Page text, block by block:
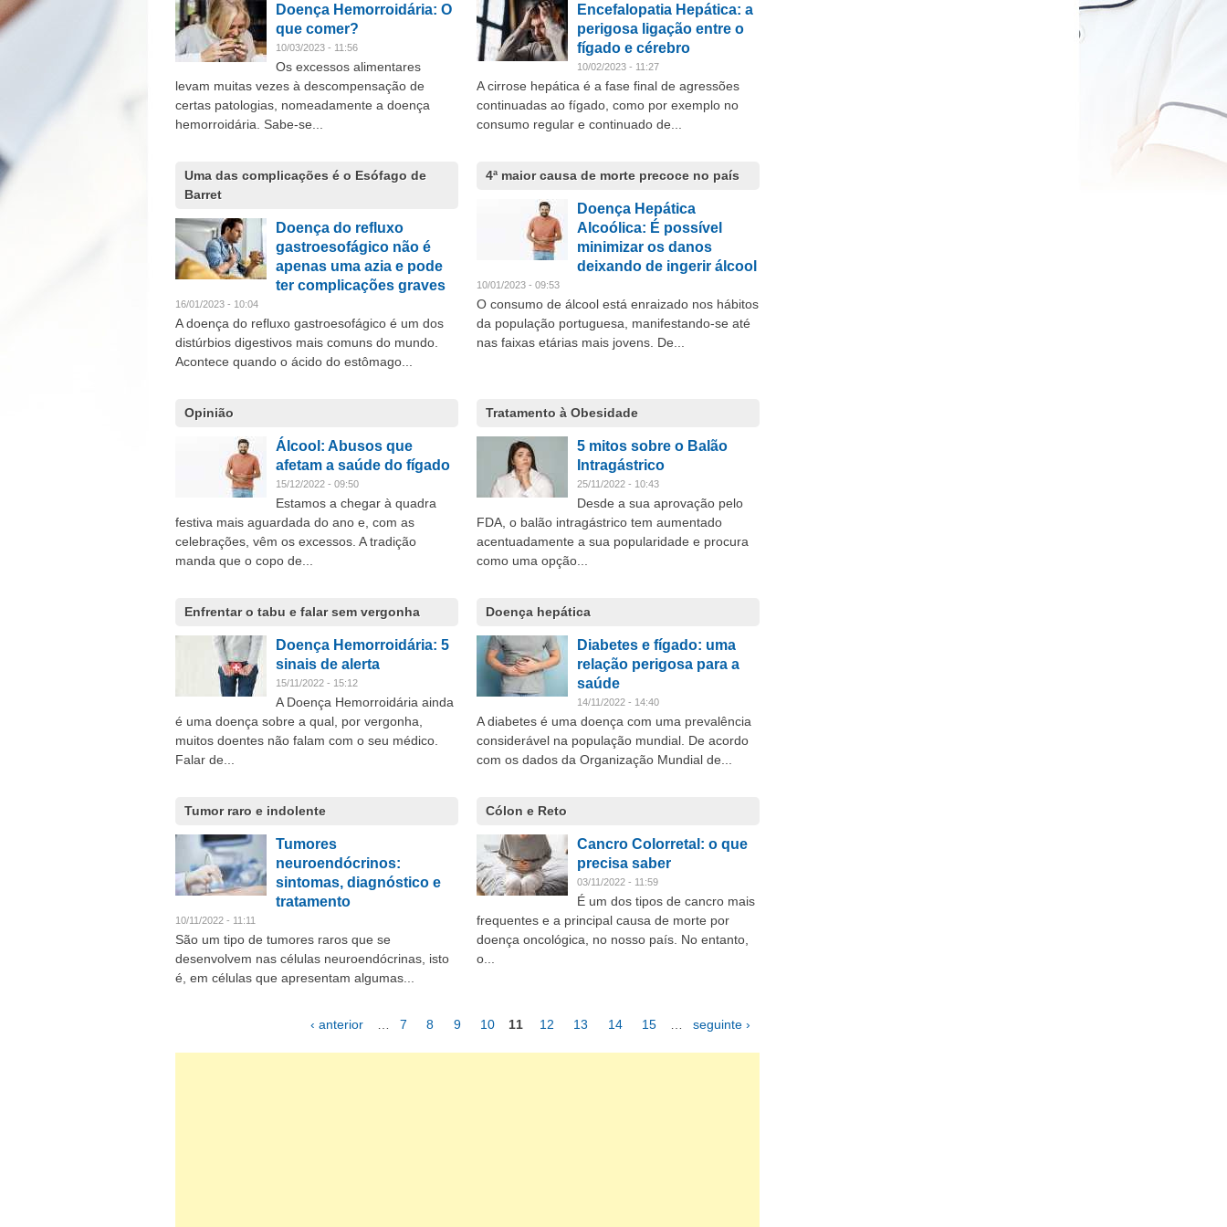
Doença Hemorroidária: O
que comer?
10/03/2023 - 11:56
Os excessos alimentares
levam muitas vezes à descompensação de
certas patologias, nomeadamente a doença
hemorroidária. Sabe-se...
Encefalopatia Hepática: a
perigosa ligação entre o
fígado e cérebro
10/02/2023 - 11:27
A cirrose hepática é a fase final de agressões
continuadas ao fígado, como por exemplo no
consumo regular e continuado de...
Uma das complicações é o Esófago de
Barret
Doença do refluxo
gastroesofágico não é
apenas uma azia e pode
ter complicações graves
16/01/2023 - 10:04
A doença do refluxo gastroesofágico é um dos
distúrbios digestivos mais comuns do mundo.
Acontece quando o ácido do estômago...
4ª maior causa de morte precoce no país
Doença Hepática
Alcoólica: É possível
minimizar os danos
deixando de ingerir álcool
10/01/2023 - 09:53
O consumo de álcool está enraizado nos hábitos
da população portuguesa, manifestando-se até
nas faixas etárias mais jovens. De...
Opinião
Álcool: Abusos que
afetam a saúde do fígado
15/12/2022 - 09:50
Estamos a chegar à quadra
festiva mais aguardada do ano e, com as
celebrações, vêm os excessos. A tradição
manda que o copo de...
Tratamento à Obesidade
5 mitos sobre o Balão
Intragástrico
25/11/2022 - 10:43
Desde a sua aprovação pelo
FDA, o balão intragástrico tem aumentado
acentuadamente a sua popularidade e procura
como uma opção...
Enfrentar o tabu e falar sem vergonha
Doença Hemorroidária: 5
sinais de alerta
15/11/2022 - 15:12
A Doença Hemorroidária ainda
é uma doença sobre a qual, por vergonha,
muitos doentes não falam com o seu médico.
Falar de...
Doença hepática
Diabetes e fígado: uma
relação perigosa para a
saúde
14/11/2022 - 14:40
A diabetes é uma doença com uma prevalência
considerável na população mundial. De acordo
com os dados da Organização Mundial de...
Tumor raro e indolente
Tumores
neuroendócrinos:
sintomas, diagnóstico e
tratamento
10/11/2022 - 11:11
São um tipo de tumores raros que se
desenvolvem nas células neuroendócrinas, isto
é, em células que apresentam algumas...
Cólon e Reto
Cancro Colorretal: o que
precisa saber
03/11/2022 - 11:59
É um dos tipos de cancro mais
frequentes e a principal causa de morte por
doença oncológica, no nosso país. No entanto,
o...
‹ anterior 7 8 9 10 11 12 13 14 15 seguinte ›